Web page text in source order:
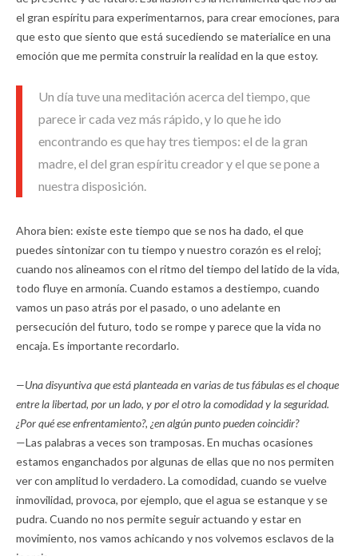
el gran espíritu para experimentarnos, para crear emociones, para
que esto que siento que está sucediendo se materialice en una
emoción que me permita construir la realidad en la que estoy.
Un día tuve una meditación acerca del tiempo, que
parece ir cada vez más rápido, y lo que he ido
encontrando es que hay tres tiempos: el de la gran
madre, el del gran espíritu creador y el que se pone a
nuestra disposición.
Ahora bien: existe este tiempo que se nos ha dado, el que
puedes sintonizar con tu tiempo y nuestro corazón es el reloj;
cuando nos alineamos con el ritmo del tiempo del latido de la vida,
todo fluye en armonía. Cuando estamos a destiempo, cuando
vamos un paso atrás por el pasado, o uno adelante en
persecución del futuro, todo se rompe y parece que la vida no
encaja. Es importante recordarlo.
—Una disyuntiva que está planteada en varias de tus fábulas es el choque
entre la libertad, por un lado, y por el otro la comodidad y la seguridad.
¿Por qué ese enfrentamiento?, ¿en algún punto pueden coincidir?
—Las palabras a veces son tramposas. En muchas ocasiones
estamos enganchados por algunas de ellas que no nos permiten
ver con amplitud lo verdadero. La comodidad, cuando se vuelve
inmovilidad, provoca, por ejemplo, que el agua se estanque y se
pudra. Cuando no nos permite seguir actuando y estar en
movimiento, nos vamos achicando y nos volvemos esclavos de la